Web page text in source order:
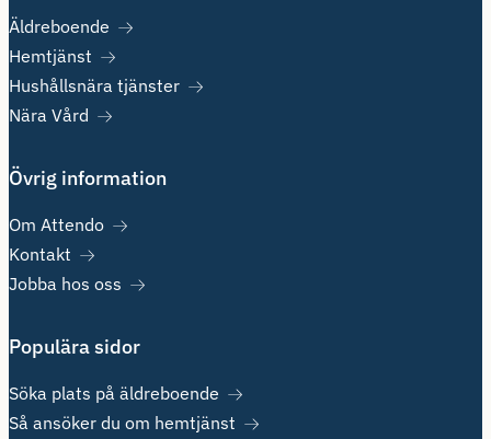
Äldreboende
Hemtjänst
Hushållsnära tjänster
Nära Vård
Övrig information
Om Attendo
Kontakt
Jobba hos oss
Populära sidor
Söka plats på äldreboende
Så ansöker du om hemtjänst